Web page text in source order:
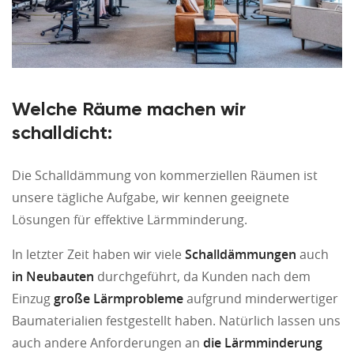
Welche Räume machen wir
schalldicht:
Die Schalldämmung von kommerziellen Räumen ist
unsere tägliche Aufgabe, wir kennen geeignete
Lösungen für effektive Lärmminderung.
In letzter Zeit haben wir viele Schalldämmungen auch
in Neubauten durchgeführt, da Kunden nach dem
Einzuggroße Lärmproblemeaufgrund minderwertiger
Baumaterialien festgestellt haben. Natürlich lassen uns
auch andere Anforderungen an die Lärmminderung